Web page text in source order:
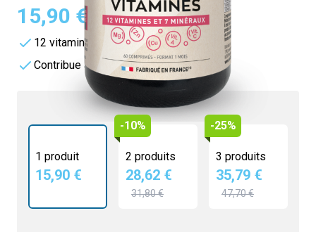
15,90 € 4.7/5 -3 avis
12 vitamines et 7 minéraux
Contribue à rédurie la fatigue
1 produit
15,90 €
-10%
2 produits
28,62 €
31,80 €
-25%
3 produits
35,79 €
47,70 €